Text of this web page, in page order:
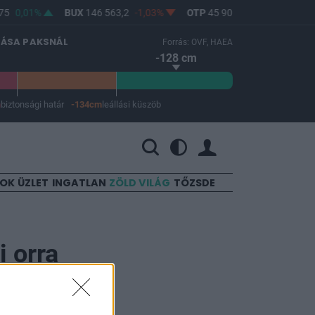
0,01% BUX146 563,2 -1,03% OTP45 900
PAKSNÁL Forrás: OVF, HAEA
-128 cm
biztonsági határ -134cm leállási küszöb
ÜZLET INGATLAN ZÖLD VILÁG TŐZSDE
orra
fel